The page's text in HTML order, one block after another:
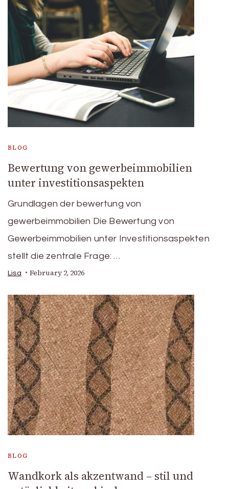
BLOG
Bewertung von gewerbeimmobilien
unter investitionsaspekten
Grundlagen der bewertung von
gewerbeimmobilien Die Bewertung von
Gewerbeimmobilien unter Investitionsaspekten
stellt die zentrale Frage: …
Lisa February 2, 2026
BLOG
Wandkork als akzentwand – stil und